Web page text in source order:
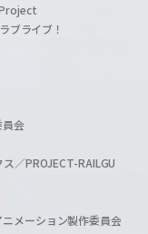
ライブ！
会
／PROJECT-RAILGU
メーション製作委員会